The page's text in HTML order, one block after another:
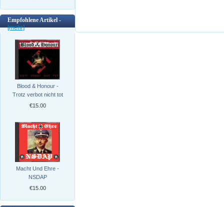
Empfohlene Artikel -
[mehr]
Blood & Honour -
Trotz verbot nicht tot
€15.00
Macht Und Ehre -
NSDAP
€15.00